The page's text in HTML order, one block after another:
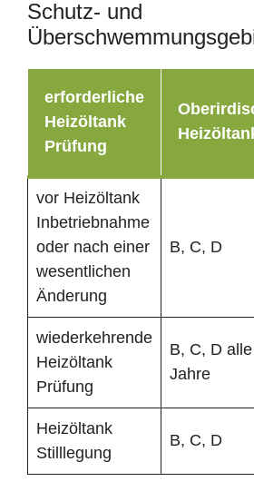
Schutz- und
erforderliche
Heizöltank
Prüfung
vor Heizöltank
Inbetriebnahme
oder nach einer
wesentlichen
Änderung
B, C, D
wiederkehrende
Heizöltank
Prüfung
B, C, D
Jahre
Heizöltank
Stilllegung
B, C, D